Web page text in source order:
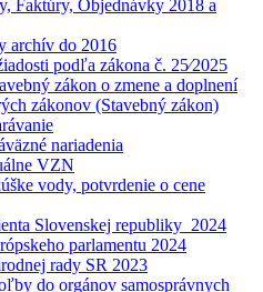
Faktúry, Objednávky 2018 a
archív do 2016
podľa zákona č. 25⁄2025
zákon o zmene a doplnení
zákonov (Stavebný zákon)
nariadenia
VZN
vody, potvrdenie o cene
Slovenskej republiky_2024
parlamentu 2024
rady SR 2023
do orgánov samosprávnych